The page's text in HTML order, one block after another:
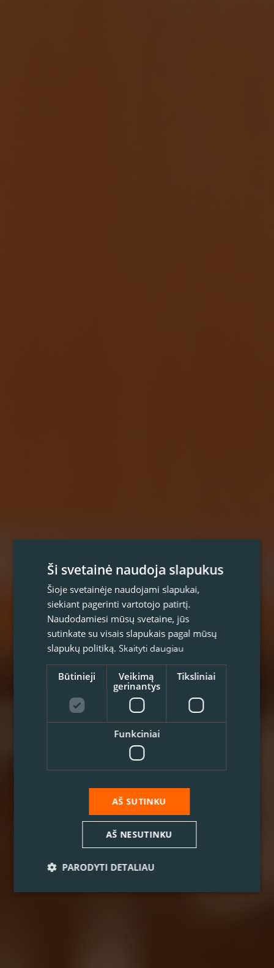
Ši svetainė naudoja slapukus
Šioje svetainėje naudojami slapukai,
siekiant pagerinti vartotojo patirtį.
Naudodamiesi mūsų svetaine, jūs
sutinkate su visais slapukais pagal mūsų
slapukų politiką. Skaityti daugiau
Būtinieji
Veikimą
gerinantys
Tiksliniai
Funkciniai
AŠ SUTINKU
AŠ NESUTINKU
PARODYTI DETALIAU